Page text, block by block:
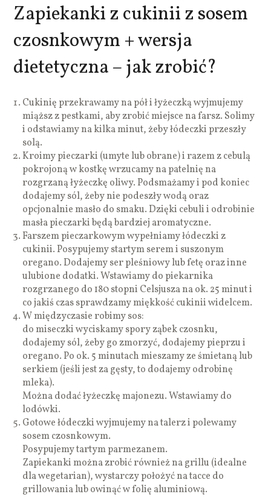
Zapiekanki z cukinii z sosem
czosnkowym + wersja
dietetyczna – jak zrobić?
Cukinię przekrawamy na pół i łyżeczką wyjmujemy
miąższ z pestkami, aby zrobić miejsce na farsz. Solimy
i odstawiamy na kilka minut, żeby łódeczki przeszły
solą.
Kroimy pieczarki (umyte lub obrane) i razem z cebulą
pokrojoną w kostkę wrzucamy na patelnię na
rozgrzaną łyżeczkę oliwy. Podsmażamy i pod koniec
dodajemy sól, żeby nie podeszły wodą oraz
opcjonalnie masło do smaku. Dzięki cebuli i odrobinie
masła pieczarki będą bardziej aromatyczne.
Farszem pieczarkowym wypełniamy łódeczki z
cukinii. Posypujemy startym serem i suszonym
oregano. Dodajemy ser pleśniowy lub fetę oraz inne
ulubione dodatki. Wstawiamy do piekarnika
rozgrzanego do 180 stopni Celsjusza na ok. 25 minut i
co jakiś czas sprawdzamy miękkość cukinii widelcem.
W międzyczasie robimy sos:
do miseczki wyciskamy spory ząbek czosnku,
dodajemy sól, żeby go zmorzyć, dodajemy pieprzu i
oregano. Po ok. 5 minutach mieszamy ze śmietaną lub
serkiem (jeśli jest za gęsty, to dodajemy odrobinę
mleka).
Można dodać łyżeczkę majonezu. Wstawiamy do
lodówki.
Gotowe łódeczki wyjmujemy na talerz i polewamy
sosem czosnkowym.
Posypujemy tartym parmezanem.
Zapiekanki można zrobić również na grillu (idealne
dla wegetarian), wystarczy położyć na tacce do
grillowania lub owinąć w folię aluminiową.